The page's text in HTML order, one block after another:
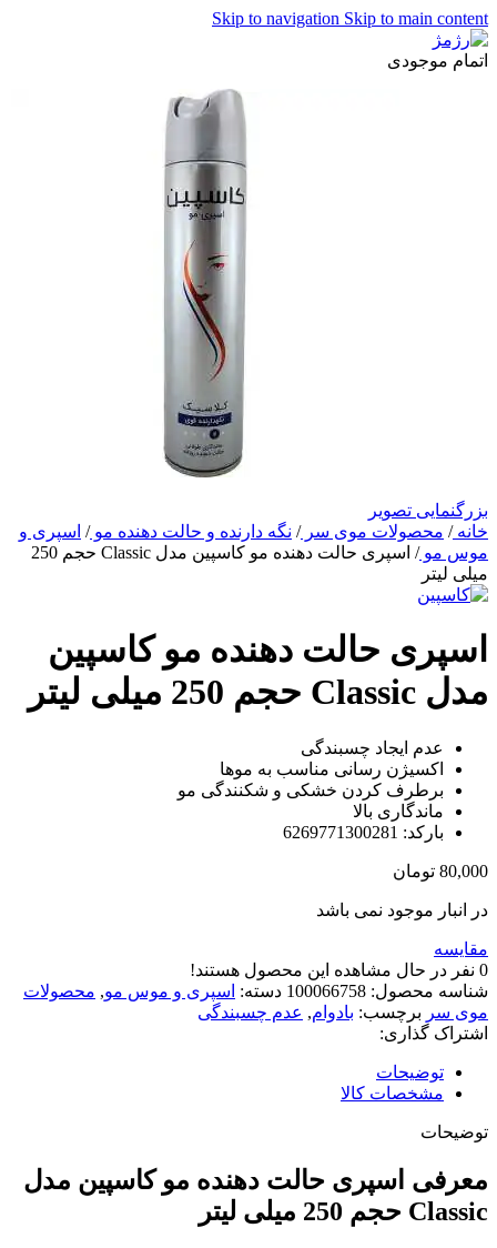
Skip to navigation Skip to main content
اتمام موجودی
بزرگنمایی تصویر
خانه/ محصولات موی سر/ نگه دارنده و حالت دهنده مو/ اسپری و
موس مو/
اسپری حالت دهنده مو کاسپین مدل Classic حجم 250
میلی لیتر
اسپری حالت دهنده مو کاسپین
مدل Classic حجم 250 میلی لیتر
عدم ایجاد چسبندگی
اکسیژن‌ رسانی مناسب به موها
برطرف کردن خشکی و شکنندگی مو
ماندگاری بالا
بارکد: 6269771300281
80,000 تومان
در انبار موجود نمی باشد
مقایسه
0 نفر در حال مشاهده این محصول هستند!
شناسه محصول: 100066758 دسته: اسپری و موس مو, محصولات
موی سر برچسب: بادوام, عدم چسبندگی
اشتراک گذاری:
توضیحات
مشخصات کالا
توضیحات
معرفی اسپری حالت دهنده مو کاسپین مدل
Classic حجم 250 میلی لیتر